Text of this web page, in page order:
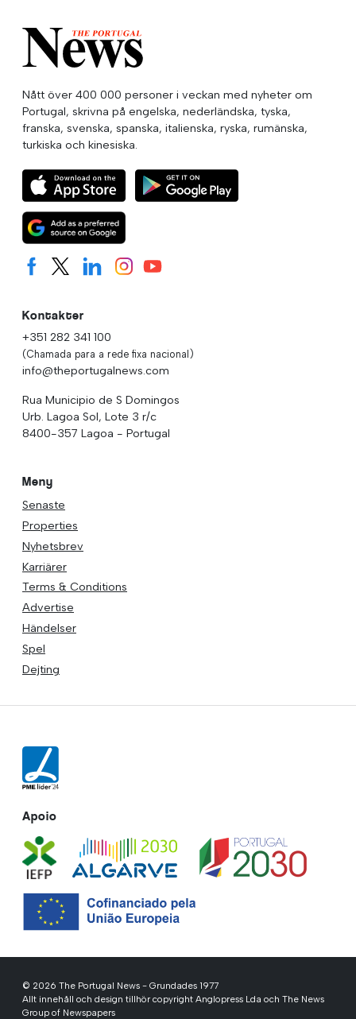
Nått över 400 000 personer i veckan med nyheter om
Portugal, skrivna på engelska, nederländska, tyska,
franska, svenska, spanska, italienska, ryska, rumänska,
turkiska och kinesiska.
Kontakter
+351 282 341 100
(Chamada para a rede fixa nacional)
info@theportugalnews.com
Rua Municipio de S Domingos
Urb. Lagoa Sol, Lote 3 r/c
8400-357 Lagoa - Portugal
Meny
Senaste
Properties
Nyhetsbrev
Karriärer
Terms & Conditions
Advertise
Händelser
Spel
Dejting
Apoio
© 2026 The Portugal News - Grundades 1977
Allt innehåll och design tillhör copyright Anglopress Lda och The News
Group of Newspapers